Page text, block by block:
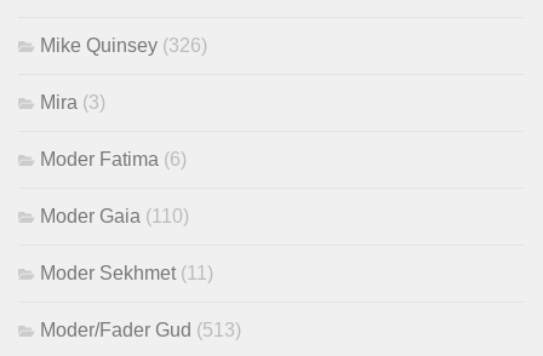
Mike Quinsey (326)
Mira (3)
Moder Fatima (6)
Moder Gaia (110)
Moder Sekhmet (11)
Moder/Fader Gud (513)